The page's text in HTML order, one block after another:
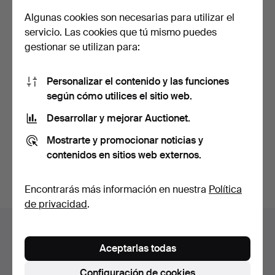
LITERATURA DE ARTE con
Subastado 2 may 2026
1 puja
32 USD
Estás buscando en el archivo de subastas concluidas.
Algunas cookies son necesarias para utilizar el
servicio. Las cookies que tú mismo puedes
gestionar se utilizan para:
Personalizar el contenido y las funciones
según cómo utilices el sitio web.
Desarrollar y mejorar Auctionet.
Mostrarte y promocionar noticias y
contenidos en sitios web externos.
Encontrarás más información en nuestra Política
de privacidad.
Aceptarlas todas